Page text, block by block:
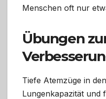
Menschen oft nur
Übungen
Tiefe Atemzüge in
Lungenkapazität und